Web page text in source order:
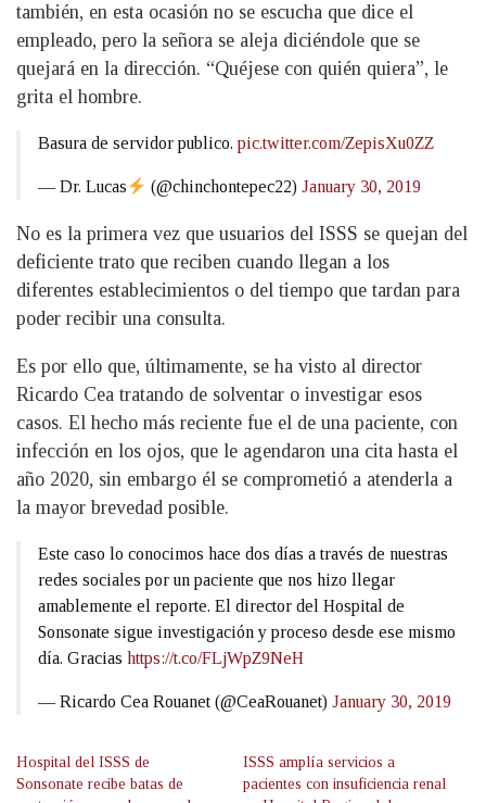
también, en esta ocasión no se escucha que dice el
empleado, pero la señora se aleja diciéndole que se
quejará en la dirección. “Quéjese con quién quiera”, le
grita el hombre.
Basura de servidor publico. pic.twitter.com/ZepisXu0ZZ
— Dr. Lucas (@chinchontepec22)January 30, 2019
No es la primera vez que usuarios del ISSS se quejan del
deficiente trato que reciben cuando llegan a los
diferentes establecimientos o del tiempo que tardan para
poder recibir una consulta.
Es por ello que, últimamente, se ha visto al director
Ricardo Cea tratando de solventar o investigar esos
casos. El hecho más reciente fue el de una paciente, con
infección en los ojos, que le agendaron una cita hasta el
año 2020, sin embargo él se comprometió a atenderla a
la mayor brevedad posible.
Este caso lo conocimos hace dos días a través de nuestras
redes sociales por un paciente que nos hizo llegar
amablemente el reporte. El director del Hospital de
Sonsonate sigue investigación y proceso desde ese mismo
día. Gracias https://t.co/FLjWpZ9NeH
— Ricardo Cea Rouanet (@CeaRouanet) January 30, 2019
Hospital del ISSS de
Sonsonate recibe batas de
ISSS amplía servicios a
pacientes con insuficiencia renal